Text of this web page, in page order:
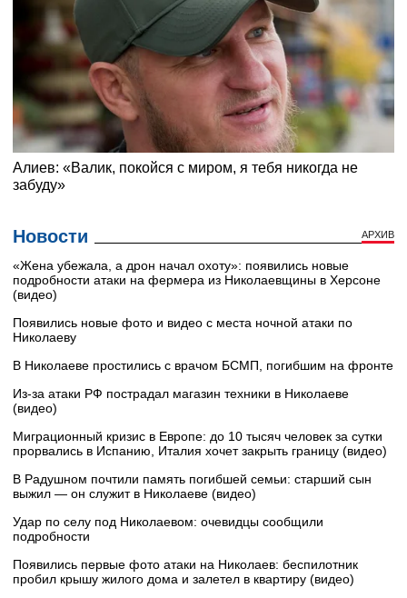
Новости АРХИВ
«Жена убежала, а дрон начал охоту»: появились новые
подробности атаки на фермера из Николаевщины в Херсоне
(видео)
Появились новые фото и видео с места ночной атаки по
Николаеву
В Николаеве простились с врачом БСМП, погибшим на фронте
Из-за атаки РФ пострадал магазин техники в Николаеве
(видео)
Миграционный кризис в Европе: до 10 тысяч человек за сутки
прорвались в Испанию, Италия хочет закрыть границу (видео)
В Радушном почтили память погибшей семьи: старший сын
выжил — он служит в Николаеве (видео)
Удар по селу под Николаевом: очевидцы сообщили
подробности
Появились первые фото атаки на Николаев: беспилотник
пробил крышу жилого дома и залетел в квартиру (видео)